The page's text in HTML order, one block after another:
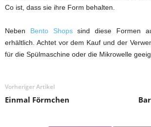
Co ist, dass sie ihre Form behalten.
Neben Bento Shopssind diese Formen
erhältlich. Achtet vor dem Kauf und der
für die Spülmaschine oder die Mikrowelle
Vorheriger Artikel
Einmal Förmchen